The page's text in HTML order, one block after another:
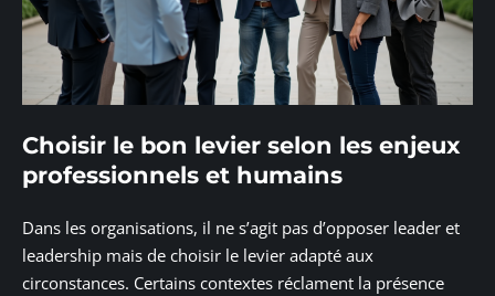
Choisir le bon levier selon les enjeux
professionnels et humains
Dans les organisations, il ne s’agit pas d’opposer leader et
leadership mais de choisir le levier adapté aux
circonstances. Certains contextes réclament la présence